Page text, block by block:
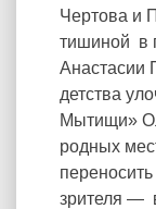
Чертова и
тишиной в
Анастасии
детства
Мытищи»
родных
зрителя —